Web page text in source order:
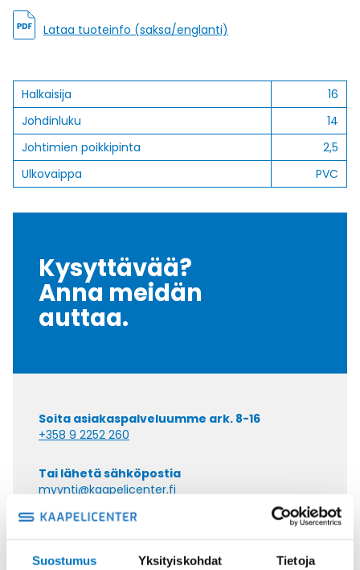
Suostumus Yksityiskohdat Tietoja
Lataa tuoteinfo (saksa/englanti)
Halkaisija
16
Johdinluku
14
Johtimien poikkipinta
2,5
Ulkovaippa
PVC
Kysyttävää?
Anna meidän
auttaa.
Soita asiakaspalveluumme ark. 8-16
+358 9 2252 260
Tai lähetä sähköpostia
myynti@kaapelicenter.fi